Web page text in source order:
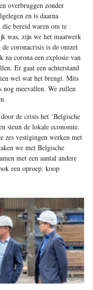
overbruggen zonder
en is daarna
die bereid waren om te
was, zijn we het maatwerk
coronacrisis is de omzet
na corona een explosie van
Er gaat een achterstand
wel wat het brengt. Mits
nog meevallen. We zullen
de crisis het ‘Belgische
steun de lokale economie.
zes vestigingen werken met
we met Belgische
met een aantal andere
een oproep: koop